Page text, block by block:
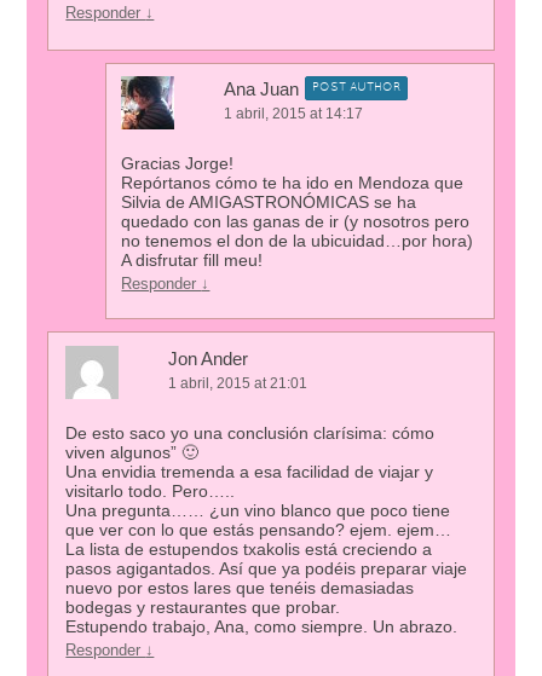
Responder ↓
Ana Juan POST AUTHOR
1 abril, 2015 at 14:17
Gracias Jorge!
Repórtanos cómo te ha ido en Mendoza que
Silvia de AMIGASTRONÓMICAS se ha
quedado con las ganas de ir (y nosotros pero
no tenemos el don de la ubicuidad…por hora)
A disfrutar fill meu!
Responder ↓
Jon Ander
1 abril, 2015 at 21:01
De esto saco yo una conclusión clarísima: cómo
viven algunos” 🙂
Una envidia tremenda a esa facilidad de viajar y
visitarlo todo. Pero…..
Una pregunta…… ¿un vino blanco que poco tiene
que ver con lo que estás pensando? ejem. ejem…
La lista de estupendos txakolis está creciendo a
pasos agigantados. Así que ya podéis preparar viaje
nuevo por estos lares que tenéis demasiadas
bodegas y restaurantes que probar.
Estupendo trabajo, Ana, como siempre. Un abrazo.
Responder ↓